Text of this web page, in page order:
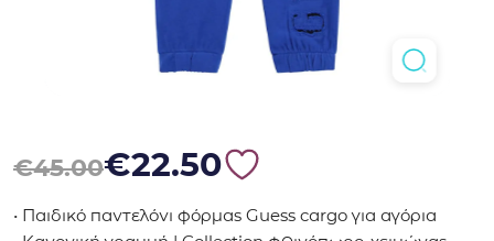
€45.00
Original price was: €45.00.
€22.50
Η τρέχουσα τιμή είναι: €22.50.
• Παιδικό παντελόνι φόρμας Guess cargo για αγόρια